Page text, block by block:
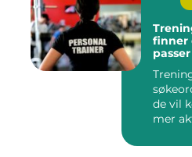
finner
de vil
mer